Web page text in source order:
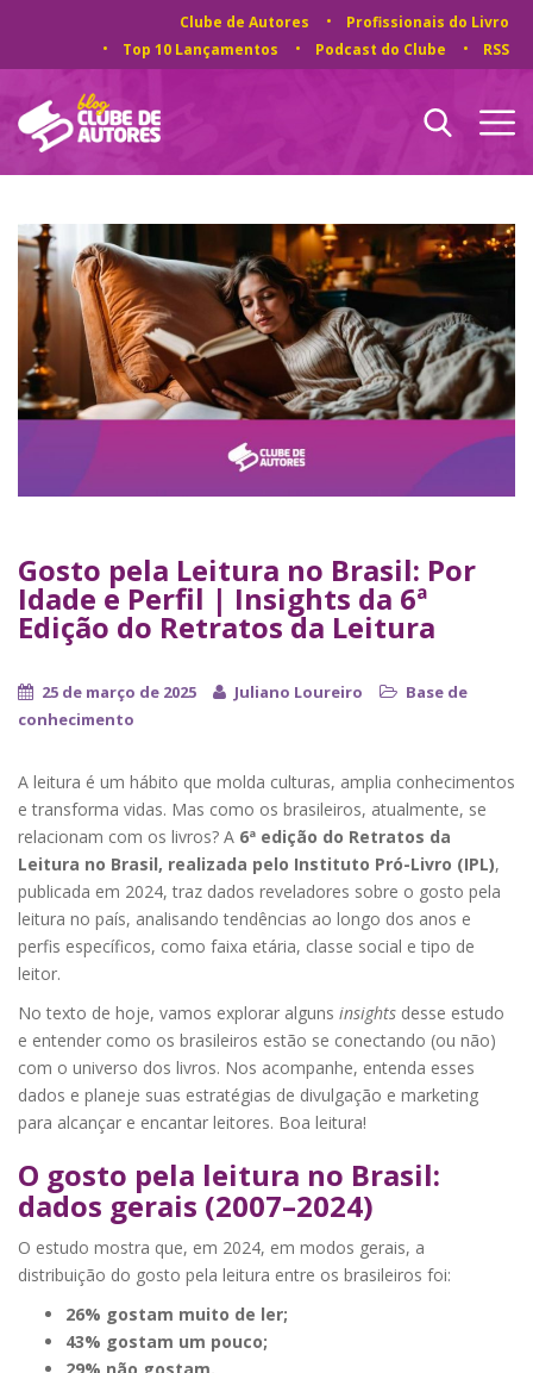
Clube de Autores
Profissionais do Livro
Top 10 Lançamentos
Podcast do Clube RSS
Gosto pela Leitura no Brasil: Por
Idade e Perfil | Insights da 6ª
Edição do Retratos da Leitura
25 de março de 2025 Juliano Loureiro
Base de
conhecimento
A leitura é um hábito que molda culturas, amplia conhecimentos
e transforma vidas. Mas como os brasileiros, atualmente, se
relacionam com os livros? A 6ª edição do Retratos da
Leitura no Brasil, realizada pelo Instituto Pró-Livro (IPL),
publicada em 2024, traz dados reveladores sobre o gosto pela
leitura no país, analisando tendências ao longo dos anos e
perfis específicos, como faixa etária, classe social e tipo de
leitor.
No texto de hoje, vamos explorar alguns insights desse estudo
e entender como os brasileiros estão se conectando (ou não)
com o universo dos livros. Nos acompanhe, entenda esses
dados e planeje suas estratégias de divulgação e marketing
para alcançar e encantar leitores. Boa leitura!
O gosto pela leitura no Brasil:
dados gerais (2007–2024)
O estudo mostra que, em 2024, em modos gerais, a
distribuição do gosto pela leitura entre os brasileiros foi:
26% gostam muito de ler;
43% gostam um pouco;
29% não gostam.